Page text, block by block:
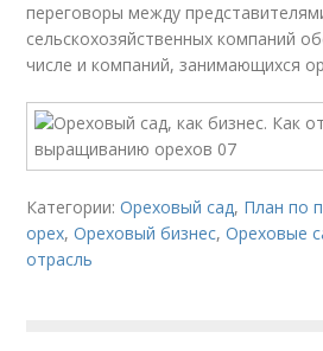
переговоры между
сельскохозяйственных компаний
числе и компаний, занимающихся
Категории:Ореховый сад, План по
орех,Ореховый бизнес,Ореховые
отрасль